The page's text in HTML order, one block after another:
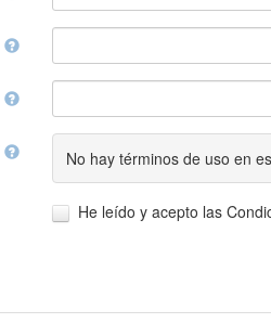
No hay términos de uso en
He leído y acepto las